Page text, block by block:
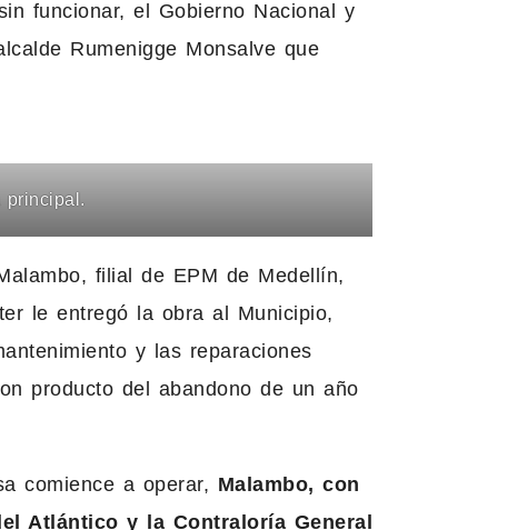
funcionar, el Gobierno Nacional y
Rumenigge Monsalve que
principal.
filial de EPM de Medellín,
le entregó la obra al Municipio,
y las reparaciones
producto del abandono de un año
comience a operar, Malambo, con
Atlántico y la Contraloría General